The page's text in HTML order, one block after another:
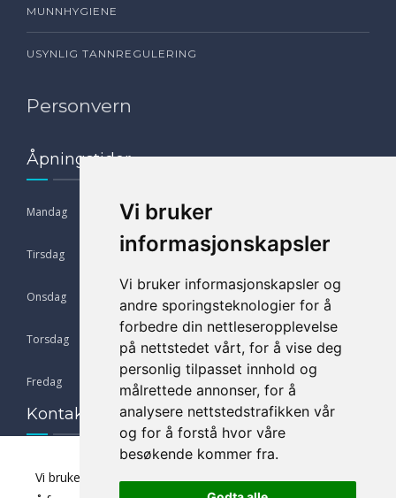
Vi bruker
informasjonskapsler
Vi bruker informasjonskapsler og
andre sporingsteknologier for å
forbedre din nettleseropplevelse
på nettstedet vårt, for å vise deg
personlig tilpasset innhold og
målrettede annonser, for å
analysere nettstedstrafikken vår
og for å forstå hvor våre
besøkende kommer fra.
MUNNHYGIENE
USYNLIG TANNREGULERING
Personvern
Åpningstider
Mandag
Tirsdag 09:00 - 17:00
Onsdag 09:00 - 17:00
Torsdag 09:00 - 17:00
Fredag 09:00 - 17:00
Kontaktinfo
Adresse: Flåtestadveien 3, 1415 Oppegård
Telefon:66 80 35 29
Vi bruker informasjonskapsler for å få nettstedet vårt til